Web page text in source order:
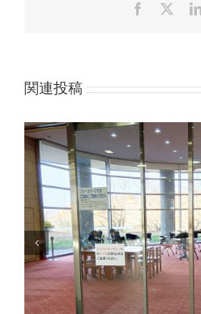
Facebook
関連投稿
軽井沢町新